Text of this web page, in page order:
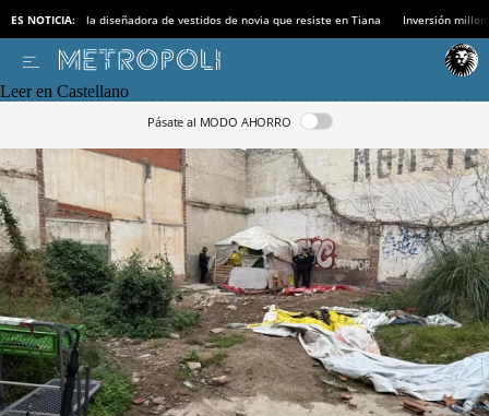
ES NOTICIA: la diseñadora de vestidos de novia que resiste en Tiana Inversión
Leer en Castellano
Pásate al MODO AHORRO